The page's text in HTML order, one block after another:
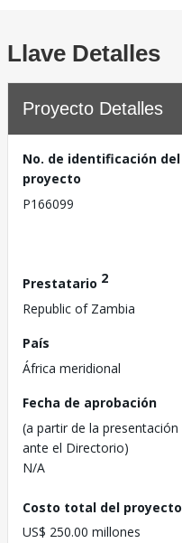
Llave Detalles
Proyecto Detalles
No. de identificación del
proyecto
P166099
Prestatario 2
Republic of Zambia
País
África meridional
Fecha de aprobación
(a partir de la presentación
ante el Directorio)
N/A
Costo total del proyecto
US$ 250.00 millones